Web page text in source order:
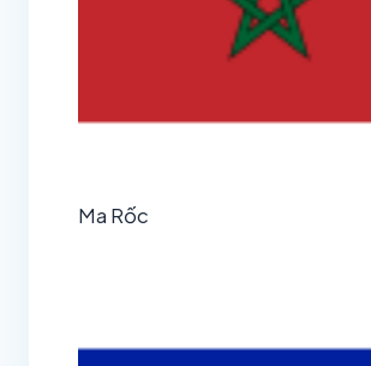
Ma Rốc